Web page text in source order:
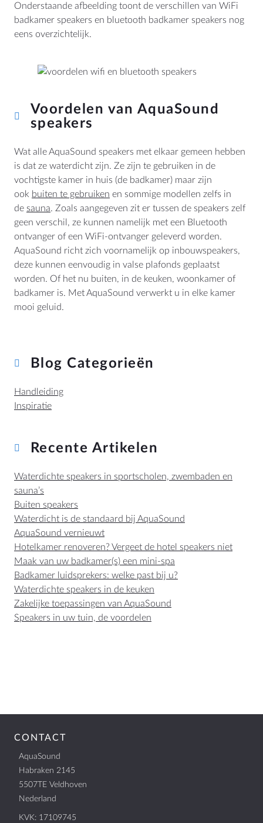
Onderstaande afbeelding toont de verschillen van WiFi
badkamer speakers en bluetooth badkamer speakers nog
eens overzichtelijk.
Voordelen van AquaSound
speakers
Wat alle AquaSound speakers met elkaar gemeen hebben
is dat ze waterdicht zijn. Ze zijn te gebruiken in de
vochtigste kamer in huis (de badkamer) maar zijn
ook buiten te gebruiken en sommige modellen zelfs in
de sauna. Zoals aangegeven zit er tussen de speakers zelf
geen verschil, ze kunnen namelijk met een Bluetooth
ontvanger of een WiFi-ontvanger geleverd worden.
AquaSound richt zich voornamelijk op inbouwspeakers,
deze kunnen eenvoudig in valse plafonds geplaatst
worden. Of het nu buiten, in de keuken, woonkamer of
badkamer is. Met AquaSound verwerkt u in elke kamer
mooi geluid.
Blog Categorieën
Handleiding
Inspiratie
Recente Artikelen
Waterdichte speakers in sportscholen, zwembaden en
sauna’s
Buiten speakers
Waterdicht is de standaard bij AquaSound
AquaSound vernieuwt
Hotelkamer renoveren? Vergeet de hotel speakers niet
Maak van uw badkamer(s) een mini-spa
Badkamer luidsprekers: welke past bij u?
Waterdichte speakers in de keuken
Zakelijke toepassingen van AquaSound
Speakers in uw tuin, de voordelen
CONTACT
AquaSound
Habraken 2145
5507TE Veldhoven
Nederland
KVK: 17109745